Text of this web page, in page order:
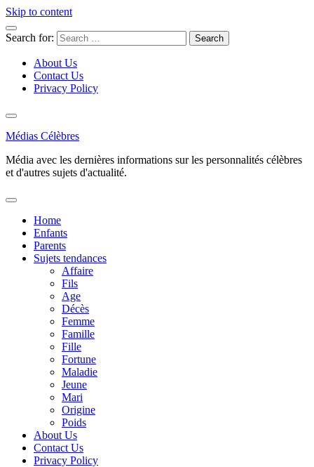
Skip to content
Search for:
About Us
Contact Us
Privacy Policy
Médias Célèbres
Média avec les dernières informations sur les personnalités célèbres
et d'autres sujets d'actualité.
Home
Enfants
Parents
Sujets tendances
Affaire
Fils
Age
Décès
Femme
Famille
Fille
Fortune
Maladie
Jeune
Mari
Origine
Poids
About Us
Contact Us
Privacy Policy